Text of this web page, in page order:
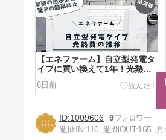
【エネファーム】自立型発電タ
イプに買い換えて1年！光熱費
に】
6日前
1009606
9
週間IN:110 週間OUT:165